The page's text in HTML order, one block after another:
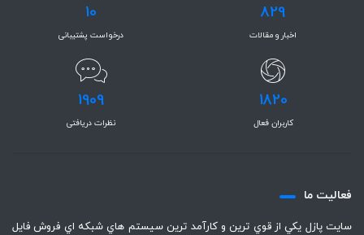
829
اخبار و مقالات
10
درخواست پشتیبانی
1820
کاربران فعال
1909
نظرات دریافتی
فعاليت ما
سايت پازل يكي از قوي ترين و كارآمد ترين سيستم هاي شبكه اي فروش فايل